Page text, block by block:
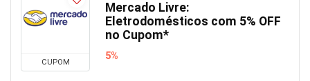
CUPOM
Mercado Livre:
Eletrodomésticos com 5% OFF
no Cupom*
5%